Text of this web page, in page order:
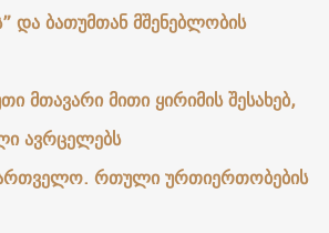
და ბათუმთან მშენებლობის
მთავარი მითი ყირიმის შესახებ,
ავრცელებს
რთული ურთიერთობების